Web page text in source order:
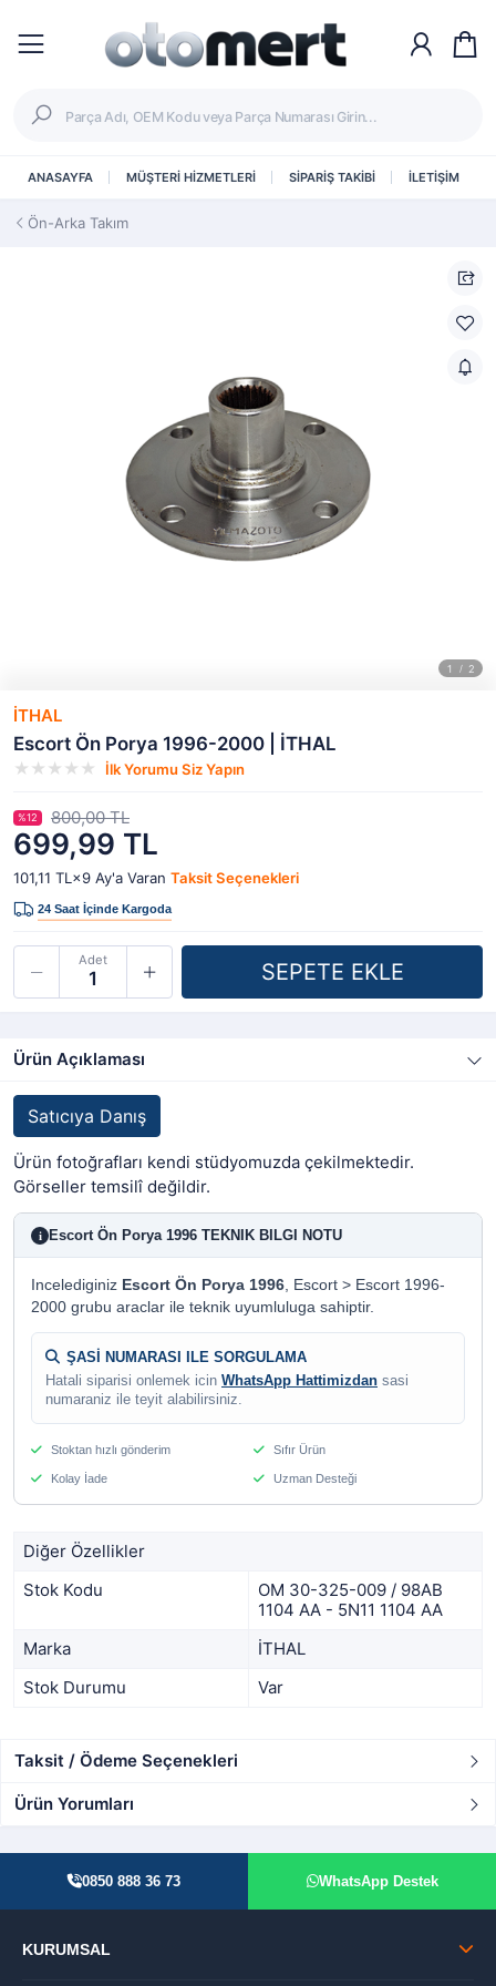
ANASAYFA MÜŞTERİ HİZMETLERİ SİPARİŞ TAKİBİ İLETİŞİM
Ön-Arka Takım
İTHAL
Escort Ön Porya 1996-2000 | İTHAL
İlk Yorumu Siz Yapın
699,99 TL
%12 800,00 TL
101,11 TL×9 Ay'a Varan Taksit Seçenekleri
Adet
Ürün Açıklaması
Satıcıya Danış
Ürün fotoğrafları kendi stüdyomuzda çekilmektedir.
Görseller temsilî değildir.
i Escort Ön Porya 1996 TEKNIK BILGI NOTU
Incelediginiz Escort Ön Porya 1996, Escort > Escort 1996-
2000 grubu araclar ile teknik uyumluluga sahiptir.
ŞASİ NUMARASI ILE SORGULAMA
Hatali siparisi onlemek icin WhatsApp Hattimizdan sasi
numaraniz ile teyit alabilirsiniz.
Stoktan hızlı gönderim Sıfır Ürün
Kolay İade Uzman Desteği
Diğer Özellikler
Stok Kodu
OM 30-325-009 / 98AB
1104 AA - 5N11 1104 AA
Marka
İTHAL
Stok Durumu
Var
Taksit / Ödeme Seçenekleri
Ürün Yorumları
0850 888 36 73 WhatsApp Destek
KURUMSAL